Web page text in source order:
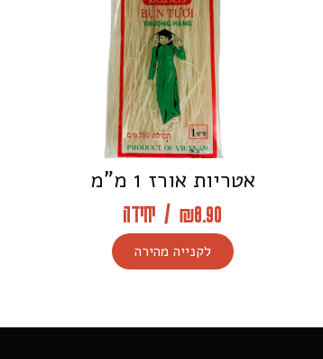
אטריות אורז 1 מ”מ
₪8.90
/ יחידה
לקנייה מהירה